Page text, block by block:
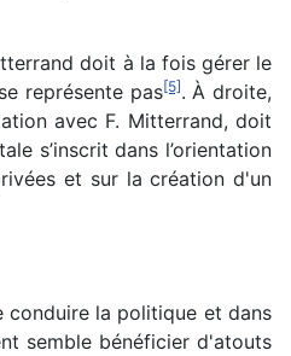
doit à la fois gérer le
représente pas[5]. À droite,
avec F. Mitterrand, doit
s’inscrit dans l’orientation
et sur la création d'un
conduire la politique et dans
semble bénéficier d'atouts